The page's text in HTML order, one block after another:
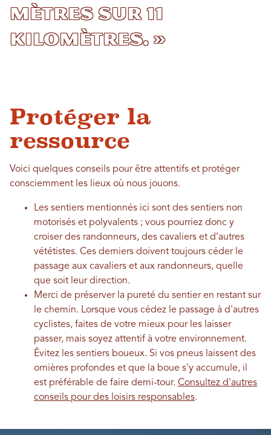
mètres sur 11
kilomètres. »
Protéger la
ressource
Voici quelques conseils pour être attentifs et protéger
consciemment les lieux où nous jouons.
Les sentiers mentionnés ici sont des sentiers non
motorisés et polyvalents ; vous pourriez donc y
croiser des randonneurs, des cavaliers et d’autres
vététistes. Ces derniers doivent toujours céder le
passage aux cavaliers et aux randonneurs, quelle
que soit leur direction.
Merci de préserver la pureté du sentier en restant sur
le chemin. Lorsque vous cédez le passage à d'autres
cyclistes, faites de votre mieux pour les laisser
passer, mais soyez attentif à votre environnement.
Évitez les sentiers boueux. Si vos pneus laissent des
ornières profondes et que la boue s'y accumule, il
est préférable de faire demi-tour. Consultez d'autres
conseils pour des loisirs responsables.